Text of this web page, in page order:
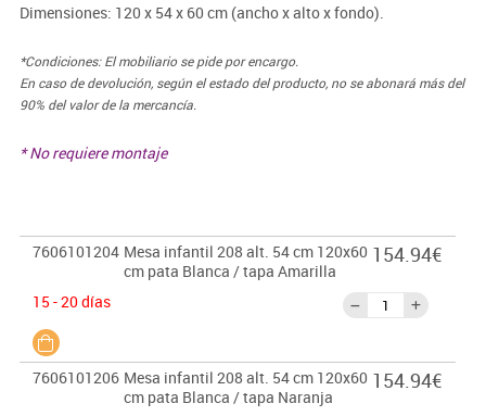
Dimensiones: 120 x 54 x 60 cm (ancho x alto x fondo).
*Condiciones: El mobiliario se pide por encargo.
En caso de devolución, según el estado del producto, no se abonará más del
90% del valor de la mercancía.
* No requiere montaje
7606101204 Mesa infantil 208 alt. 54 cm 120x60
cm pata Blanca / tapa Amarilla
15 - 20 días
154.94€
7606101206 Mesa infantil 208 alt. 54 cm 120x60
cm pata Blanca / tapa Naranja
154.94€